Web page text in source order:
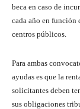
beca en caso de
cada año en
centros públicos.
Para ambas
ayudas es que la
solicitantes deben
sus obligaciones